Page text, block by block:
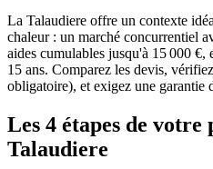
La Talaudiere offre un contexte
chaleur : un marché concurrentiel
aides cumulables jusqu'à 15 000 €,
15 ans. Comparez les devis,
obligatoire), et exigez une garantie
Les 4 étapes de votre
Talaudiere